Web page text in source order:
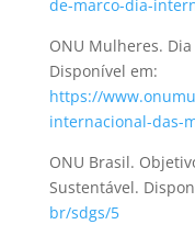
de-marco-dia-
ONU Mulheres.
Disponível em:
https://
internacional-das-
ONU Brasil.
Sustentável.
br/sdgs/5